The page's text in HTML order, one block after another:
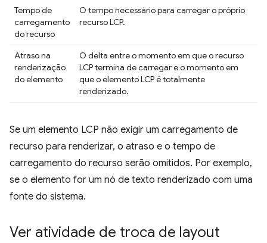
Tempo de
carregamento
do recurso
O tempo necessário para carregar o próprio
recurso LCP.
Atraso na
renderização
do elemento
O delta entre o momento em que o recurso
LCP termina de carregar e o momento em
que o elemento LCP é totalmente
renderizado.
Se um elemento LCP não exigir um carregamento de
recurso para renderizar, o atraso e o tempo de
carregamento do recurso serão omitidos. Por exemplo,
se o elemento for um nó de texto renderizado com uma
fonte do sistema.
Ver atividade de troca de layout